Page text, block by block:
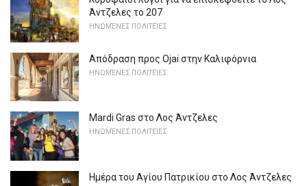
Άντζελες το 207
ΗΝΩΜΈΝΕΣ ΠΟΛΙΤΕΊΕΣ
Απόδραση προς Ojai στην Καλιφόρνια
ΗΝΩΜΈΝΕΣ ΠΟΛΙΤΕΊΕΣ
Mardi Gras στο Λος Άντζελες
ΗΝΩΜΈΝΕΣ ΠΟΛΙΤΕΊΕΣ
Ημέρα του Αγίου Πατρικίου στο Λος Άντζελες